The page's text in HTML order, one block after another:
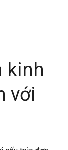
kinh
với